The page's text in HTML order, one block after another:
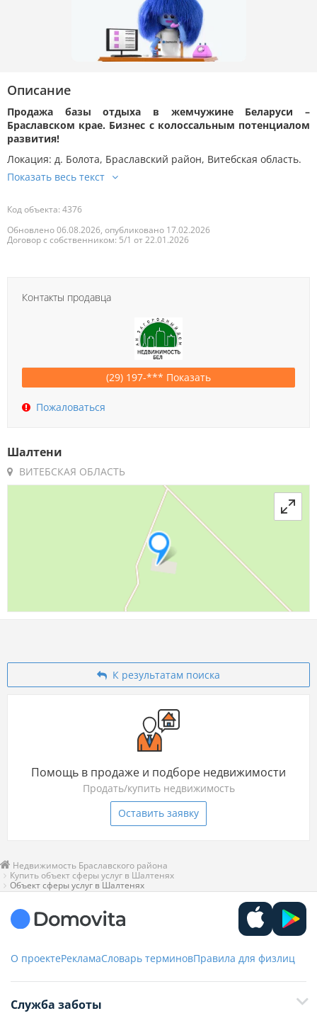
Описание
Продажа базы отдыха в жемчужине Беларуси –
Браславском крае. Бизнес с колоссальным потенциалом
развития!
Локация: д. Болота, Браславский район, Витебская область.
Код объекта: 4376
Обновлено 06.08.2026, опубликовано 17.02.2026
Договор с собственником: 5/1 от 22.01.2026
Контакты продавца
(29) 197-*** Показать
Пожаловаться
Шалтени
ВИТЕБСКАЯ ОБЛАСТЬ
К результатам поиска
Помощь в продаже и подборе недвижимости
Продать/купить недвижимость
Оставить заявку
Недвижимость Браславского района
Купить объект сферы услуг в Шалтенях
Объект сферы услуг в Шалтенях
О проектеРекламаСловарь терминовПравила для физлиц
Служба заботы